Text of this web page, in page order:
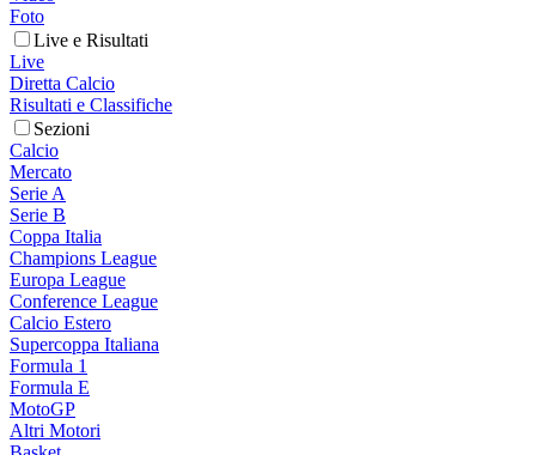
Foto
Live e Risultati
Live
Diretta Calcio
Risultati e Classifiche
Sezioni
Calcio
Mercato
Serie A
Serie B
Coppa Italia
Champions League
Europa League
Conference League
Calcio Estero
Supercoppa Italiana
Formula 1
Formula E
MotoGP
Altri Motori